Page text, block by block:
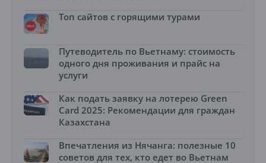
Топ сайтов с горящими турами
Путеводитель по Вьетнаму: стоимость
одного дня проживания и прайс на
услуги
Как подать заявку на лотерею Green
Card 2025: Рекомендации для граждан
Казахстана
Впечатления из Нячанга: полезные 10
советов для тех, кто едет во Вьетнам